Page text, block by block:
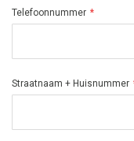
Telefoonnummer
Straatnaam + Huisnummer